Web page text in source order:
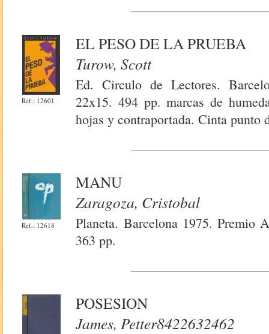
Ref.: 12601
EL PESO DE LA PRUEBA
Turow, Scott
Ed. Circulo de Lectores.
22x15. 494 pp. marcas de
hojas y contraportada. Cinta punto
Ref.: 12618
MANU
Zaragoza, Cristobal
Planeta. Barcelona 1975. Premio
363 pp.
POSESION
James, Petter8422632462